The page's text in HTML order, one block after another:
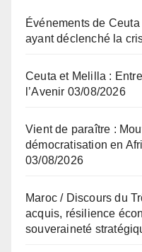
Événements de
ayant déclenché la
Ceuta et Melilla :
l’Avenir 03/08/2026
Vient de paraître :
démocratisation en
03/08/2026
Maroc / Discours du
acquis, résilience
souveraineté